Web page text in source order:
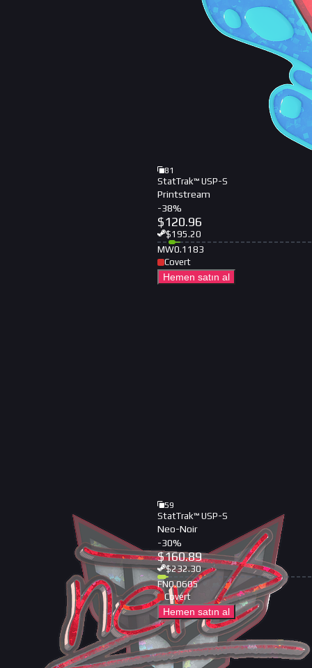
81
StatTrak™ USP-S
Printstream
-38%
$120.96
$195.20
MW0.1183
Covert
Hemen satın al
59
StatTrak™ USP-S
Neo-Noir
-30%
$160.89
$232.30
FN0.0605
Covert
Hemen satın al